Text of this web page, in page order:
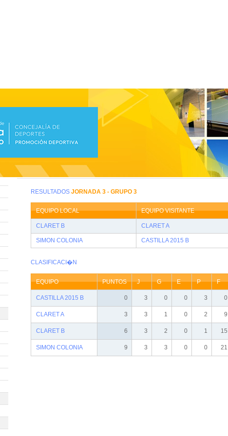
BENJAMIN FUTBOL SALA/Benjamín Mixto
COMPETICIÓN ESCOLAR: SELECCIONA EL
BENJAMIN FUTBOL SALA/Benjamín Mixto
RESULTADOS JORNADA 3 - GRUPO 3
EQUIPO LOCAL EQUIPO VISITANTE
CLARET B CLARET A
SIMON COLONIA CASTILLA 2015 B
CLASIFICACI�N
EQUIPO PUNTOS J G E P F
CASTILLA 2015 B 0 3 0 0 3 0
CLARET A 3 3 1 0 2 9
CLARET B 6 3 2 0 1 15
SIMON COLONIA 9 3 3 0 0 21